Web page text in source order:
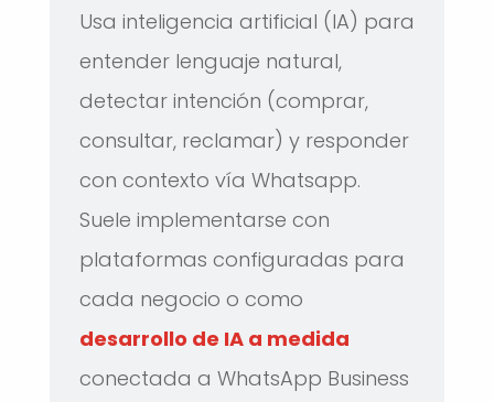
Usa inteligencia artificial (IA) para
entender lenguaje natural,
detectar intención (comprar,
consultar, reclamar) y responder
con contexto vía Whatsapp.
Suele implementarse con
plataformas configuradas para
cada negocio o como
desarrollo de IA a medida
conectada a WhatsApp Business